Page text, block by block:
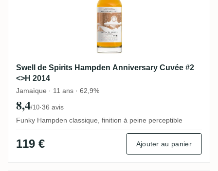
Swell de Spirits Hampden Anniversary Cuvée #2
<>H 2014
Jamaïque · 11 ans · 62,9%
8,4/10·36 avis
Funky Hampden classique, finition à peine perceptible
119 € Ajouter au panier